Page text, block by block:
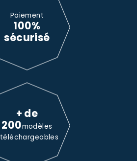
Paiement
100%
sécurisé
+ de
200modèles
téléchargeables